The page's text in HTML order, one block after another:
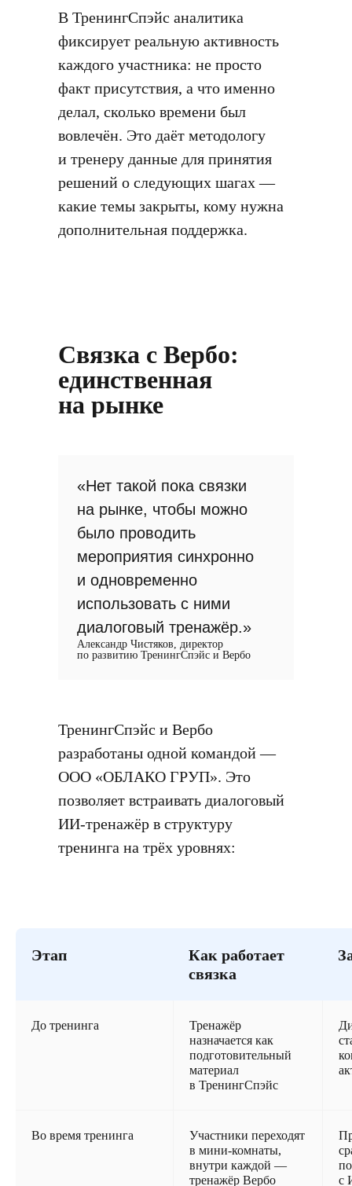
В ТренингСпэйс аналитика
фиксирует реальную активность
каждого участника: не просто
факт присутствия, а что именно
делал, сколько времени был
вовлечён. Это даёт методологу
и тренеру данные для принятия
решений о следующих шагах —
какие темы закрыты, кому нужна
дополнительная поддержка.
Связка с Вербо:
единственная
на рынке
«Нет такой пока связки
на рынке, чтобы можно
было проводить
мероприятия синхронно
и одновременно
использовать с ними
диалоговый тренажёр.»
Александр Чистяков, директор
по развитию ТренингСпэйс и Вербо
ТренингСпэйс и Вербо
разработаны одной командой —
ООО «ОБЛАКО ГРУП». Это
позволяет встраивать диалоговый
ИИ-тренажёр в структуру
тренинга на трёх уровнях:
Этап
Как работает
связка
До тренинга
Тренажёр
назначается как
подготовительный
материал
в ТренингСпэйс
Во время тренинга
Участники переходят
в мини-комнаты,
внутри каждой —
тренажёр Вербо
с